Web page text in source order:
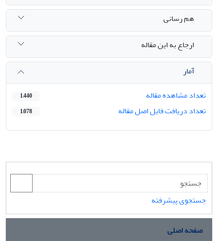
هم رسانی
ارجاع به این مقاله
آمار
تعداد مشاهده مقاله
1,440
تعداد دریافت فایل اصل مقاله 1,078
جستجوی پیشرفته
صفحه اصلی